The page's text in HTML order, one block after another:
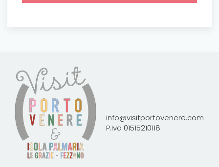
info@visitportovenere.com
P.Iva 01515210118